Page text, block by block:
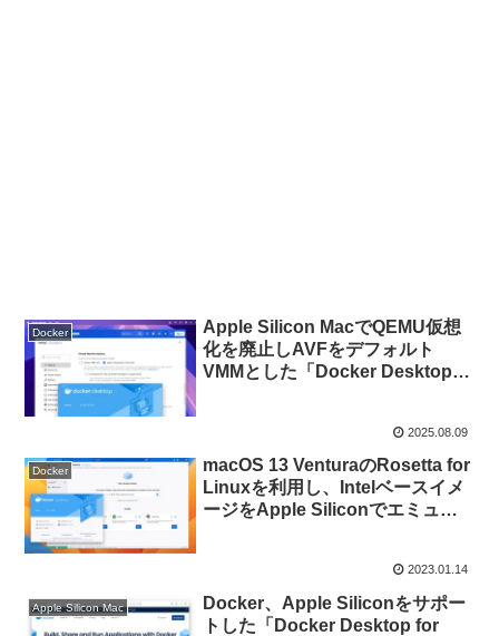
Docker
Apple Silicon MacでQEMU仮想
化を廃止しAVFをデフォルト
VMMとした「Docker Desktop
2025.08.09
Docker
macOS 13 VenturaのRosetta for
Linuxを利用し、Intelベースイメ
ージをApple Siliconでエミュレ
2023.01.14
Apple Silicon Mac
Docker、Apple Siliconをサポー
トした「Docker Desktop for